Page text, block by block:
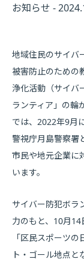
お知らせ -
地域住民のサイバ
被害防止のための
浄化活動（サイバ
ランティア」の輪
では、2022年9月
警視庁月島警察署
市民や地元企業に
います。
サイバー防犯ボラ
力のもと、10月
「区民スポーツ
ト・ゴール地点